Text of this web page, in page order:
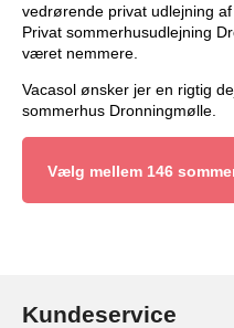
vedrørende privat udlejning
Privat sommerhusudlejning
været nemmere.
Vacasol ønsker jer en rigtig
sommerhus Dronningmølle.
Vælg mellem 146
Kundeservice